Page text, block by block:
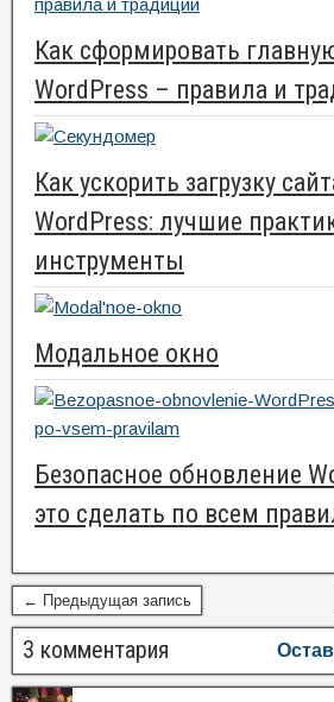
Как сформировать
WordPress – правила и
Как ускорить загрузку
WordPress: лучшие
инструменты
Модальное окно
Безопасное обновление
это сделать по всем
← Предыдущая запись
3 комментария